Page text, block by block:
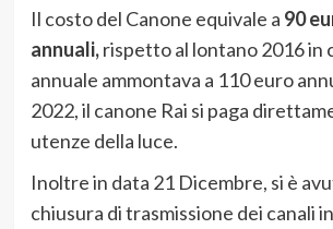
Il costo del Canone equivale a 90
annuali,rispetto al lontano 2016 in
annuale ammontava a 110 euro
2022, il canone Rai si paga
utenze della luce.
Inoltre in data 21 Dicembre, si è
chiusura di trasmissione dei canali in